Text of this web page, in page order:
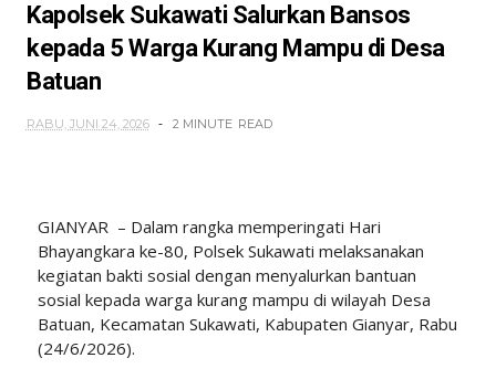
Kapolsek Sukawati Salurkan Bansos
kepada 5 Warga Kurang Mampu di Desa
Batuan
RABU, JUNI 24, 2026 2 MINUTE READ
GIANYAR – Dalam rangka memperingati Hari
Bhayangkara ke-80, Polsek Sukawati melaksanakan
kegiatan bakti sosial dengan menyalurkan bantuan
sosial kepada warga kurang mampu di wilayah Desa
Batuan, Kecamatan Sukawati, Kabupaten Gianyar, Rabu
(24/6/2026).